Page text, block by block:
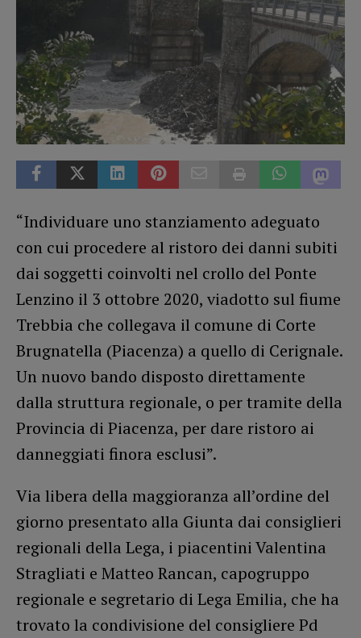
“Individuare uno stanziamento adeguato
con cui procedere al ristoro dei danni subiti
dai soggetti coinvolti nel crollo del Ponte
Lenzino il 3 ottobre 2020, viadotto sul fiume
Trebbia che collegava il comune di Corte
Brugnatella (Piacenza) a quello di Cerignale.
Un nuovo bando disposto direttamente
dalla struttura regionale, o per tramite della
Provincia di Piacenza, per dare ristoro ai
danneggiati finora esclusi”.
Via libera della maggioranza all’ordine del
giorno presentato alla Giunta dai consiglieri
regionali della Lega, i piacentini Valentina
Stragliati e Matteo Rancan, capogruppo
regionale e segretario di Lega Emilia, che ha
trovato la condivisione del consigliere Pd